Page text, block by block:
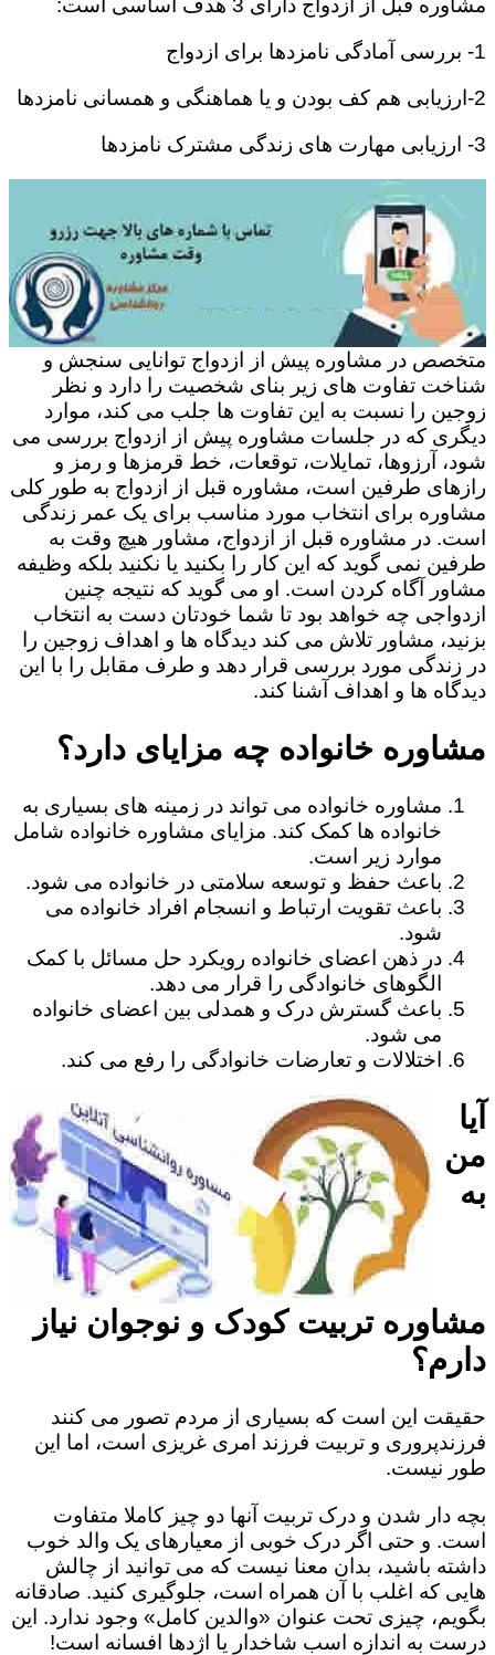
مشاوره قبل از ازدواج دارای 3 هدف اساسی است:
1- بررسی آمادگی نامزدها برای ازدواج
2-ارزیابی هم کف بودن و یا هماهنگی و همسانی نامزدها
3- ارزیابی مهارت های زندگی مشترک نامزدها
متخصص در مشاوره پیش از ازدواج توانایی سنجش و
شناخت تفاوت های زیر بنای شخصیت را دارد و نظر
زوجین را نسبت به این تفاوت ها جلب می کند، موارد
دیگری که در جلسات مشاوره پیش از ازدواج بررسی می
شود، آرزوها، تمایلات، توقعات، خط قرمزها و رمز و
رازهای طرفین است، مشاوره قبل از ازدواج به طور کلی
مشاوره برای انتخاب مورد مناسب برای یک عمر زندگی
است. در مشاوره قبل از ازدواج، مشاور هیچ وقت به
طرفین نمی گوید که این کار را بکنید یا نکنید بلکه وظیفه
مشاور آگاه کردن است. او می گوید که نتیجه چنین
ازدواجی چه خواهد بود تا شما خودتان دست به انتخاب
بزنید، مشاور تلاش می کند دیدگاه ها و اهداف زوجین را
در زندگی مورد بررسی قرار دهد و طرف مقابل را با این
دیدگاه ها و اهداف آشنا کند.
مشاوره خانواده چه مزایای دارد؟
مشاوره خانواده می تواند در زمینه های بسیاری به
خانواده ها کمک کند. مزایای مشاوره خانواده شامل
موارد زیر است.
باعث حفظ و توسعه سلامتی در خانواده می شود.
باعث تقویت ارتباط و انسجام افراد خانواده می
شود.
در ذهن اعضای خانواده رویکرد حل مسائل با کمک
الگوهای خانوادگی را قرار می دهد.
باعث گسترش درک و همدلی بین اعضای خانواده
می شود.
اختلالات و تعارضات خانوادگی را رفع می کند.
آیا
من
به
مشاوره تربیت کودک و نوجوان نیاز
دارم؟
حقیقت این است که بسیاری از مردم تصور می کنند
فرزندپروری و تربیت فرزند امری غریزی است، اما این
طور نیست.
بچه دار شدن و درک تربیت آنها دو چیز کاملا متفاوت
است. و حتی اگر درک خوبی از معیارهای یک والد خوب
داشته باشید، بدان معنا نیست که می توانید از چالش
هایی که اغلب با آن همراه است، جلوگیری کنید. صادقانه
بگویم، چیزی تحت عنوان «والدین کامل» وجود ندارد. این
درست به اندازه اسب شاخدار یا اژدها افسانه است!